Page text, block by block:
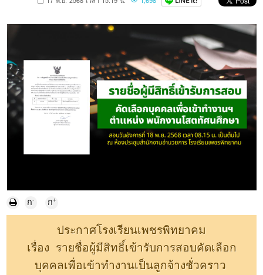
ก- ก+
ประกาศโรงเรียนเพชรพิทยาคม
เรื่อง รายชื่อผู้มีสิทธิ์เข้ารับการสอบคัดเลือก
บุคคลเพื่อเข้าทำงานเป็นลูกจ้างชั่วคราว